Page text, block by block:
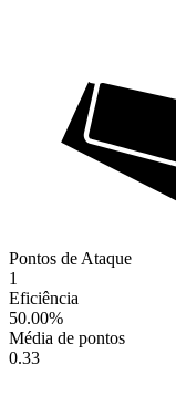
Pontos de Ataque
1
Eficiência
50.00%
Média de pontos
0.33